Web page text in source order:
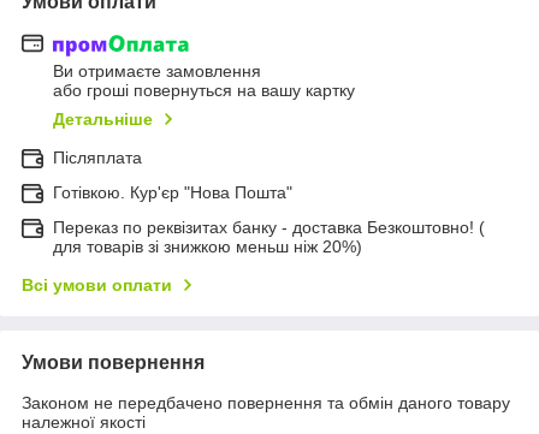
Ви отримаєте замовлення
або гроші повернуться на вашу картку
Детальніше
Післяплата
Готівкою. Кур'єр "Нова Пошта"
Переказ по реквізитах банку - доставка Безкоштовно! (
для товарів зі знижкою меньш ніж 20%)
Всі умови оплати
Умови повернення
Законом не передбачено повернення та обмін даного товару
належної якості